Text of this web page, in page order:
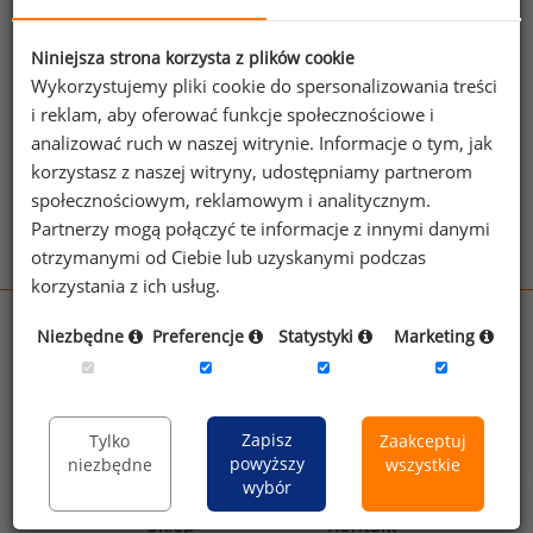
jednego z powyższych stanowisk możesz za
jego pomocą sprawdzić raporty dla
pozostałych.
Wykorzystaj kod
Aby otrzymać darmowy kod dostępu weź udział
wOgólnopolskim Badaniu Wynagrodzeń.
wynagrodzenia.pl
sedlak.pl
kfw.sedlak.pl
badania
HR.pl wskaznikiHR.pl
Sklep Kontakt
Niniejsza strona korzysta z plików cookie
Wykorzystujemy pliki cookie do spersonalizowania treści
i reklam, aby oferować funkcje społecznościowe i
analizować ruch w naszej witrynie. Informacje o tym, jak
korzystasz z naszej witryny, udostępniamy partnerom
społecznościowym, reklamowym i analitycznym.
Partnerzy mogą połączyć te informacje z innymi danymi
otrzymanymi od Ciebie lub uzyskanymi podczas
korzystania z ich usług.
Niezbędne Preferencje Statystyki Marketing
Tylko
niezbędne
Zapisz
powyższy
wybór
Zaakceptuj
wszystkie